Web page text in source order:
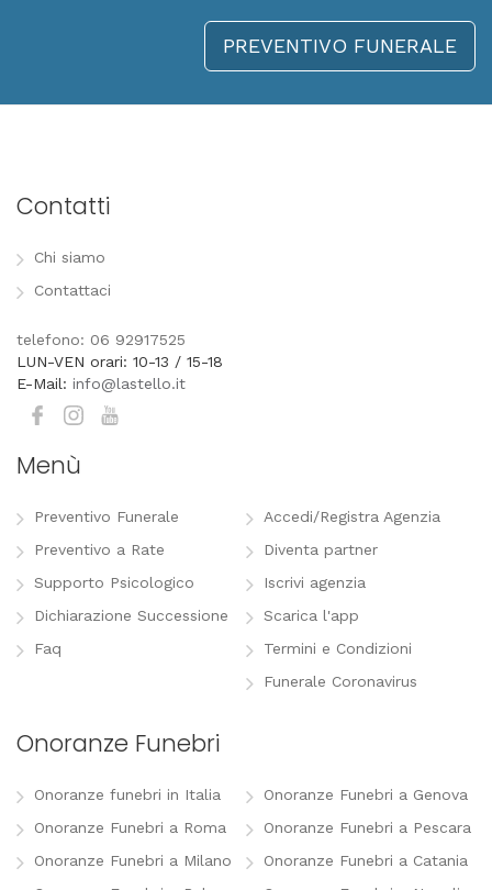
PREVENTIVO FUNERALE
Contatti
Chi siamo
Contattaci
telefono: 06 92917525
LUN-VEN orari: 10-13 / 15-18
E-Mail: info@lastello.it
Menù
Preventivo Funerale
Preventivo a Rate
Supporto Psicologico
Dichiarazione Successione
Faq
Accedi/Registra Agenzia
Diventa partner
Iscrivi agenzia
Scarica l'app
Termini e Condizioni
Funerale Coronavirus
Onoranze Funebri
Onoranze funebri in Italia
Onoranze Funebri a Roma
Onoranze Funebri a Milano
Onoranze Funebri a Genova
Onoranze Funebri a Pescara
Onoranze Funebri a Catania